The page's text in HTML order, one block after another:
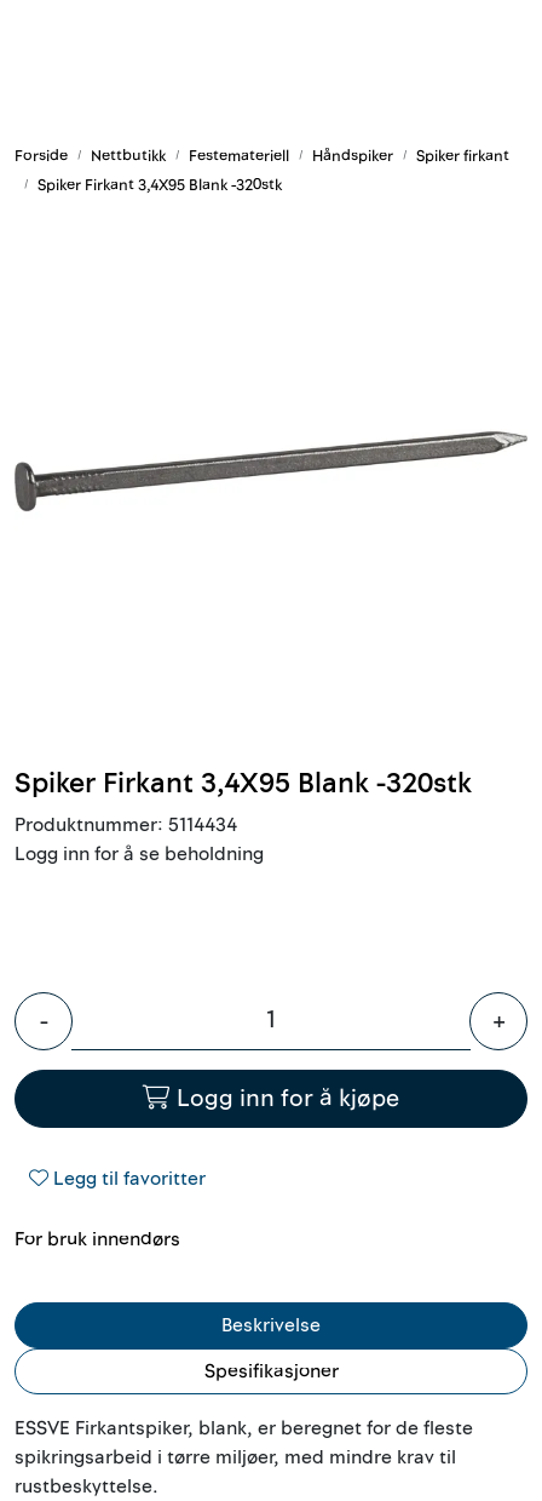
Forside Nettbutikk Festemateriell Håndspiker
Spiker firkant
Spiker Firkant 3,4X95 Blank -320stk
Spiker Firkant 3,4X95 Blank -320stk
Produktnummer: 5114434
Logg inn for å se beholdning
- +
Logg inn for å kjøpe
Legg til favoritter
For bruk innendørs
Beskrivelse
Spesifikasjoner
ESSVE Firkantspiker, blank, er beregnet for de fleste
spikringsarbeid i tørre miljøer, med mindre krav til
rustbeskyttelse.
Belysning og sesong
HMS
Vanntetting
Verktøy og tilbehør
Prosjekter
Kontakt